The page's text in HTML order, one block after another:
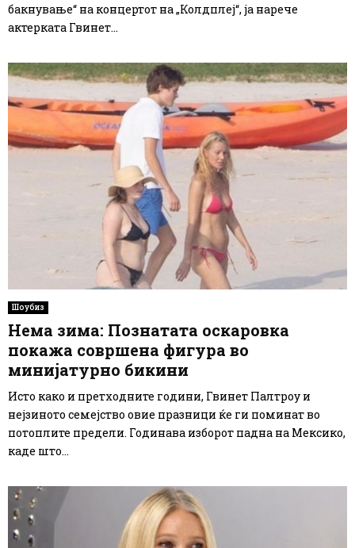
бакнување“ на концертот на „Колдплеј“, ја нарече
актерката Гвинет...
Шоубиз
Нема зима: Познатата оскаровка
покажа совршена фигура во
минијатурно бикини
Исто како и претходните години, Гвинет Палтроу и
нејзиното семејство овие празници ќе ги поминат во
потоплите предели. Годинава изборот падна на Мексико,
каде што...